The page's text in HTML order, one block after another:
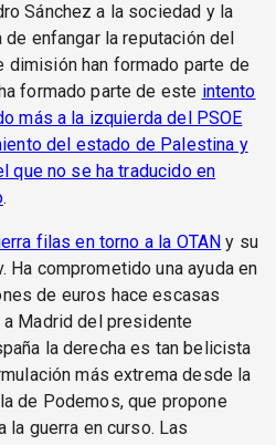
Sánchez a la sociedad y la
enfangar la reputación del
dimisión han formado parte de
formado parte de este intento
más a la izquierda del PSOE
del estado de Palestina y
que no se ha traducido en
.
filas en torno a la OTAN y su
Ha comprometido una ayuda en
de euros hace escasas
Madrid del presidente
la derecha es tan belicista
más extrema desde la
de Podemos, que propone
la guerra en curso. Las